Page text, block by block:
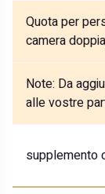
Quota per
camera
Note: Da
alle vostre
supplemento